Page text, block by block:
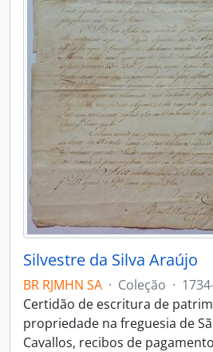
Silvestre da Silva Araújo
BR RJMHN SA · Coleção ·
Certidão de escritura de
propriedade na freguesia de
Cavallos, recibos de